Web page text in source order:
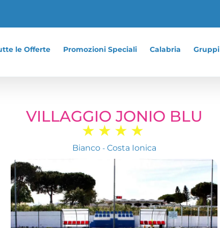
le Offerte Promozioni Speciali Calabria Gruppi
VILLAGGIO JONIO BLU
★★★★
Bianco- Costa Ionica